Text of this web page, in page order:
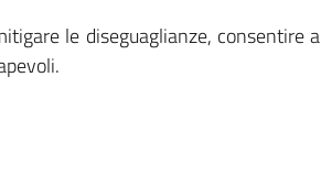
le diseguaglianze, consentire